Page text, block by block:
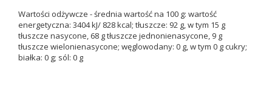
Wartości odżywcze - średnia wartość na 100 g: wartość
energetyczna: 3404 kJ/ 828 kcal; tłuszcze: 92 g, w tym 15 g
tłuszcze nasycone, 68 g tłuszcze jednonienasycone, 9 g
tłuszcze wielonienasycone; węglowodany: 0 g, w tym 0 g cukry;
białka: 0 g; sól: 0 g